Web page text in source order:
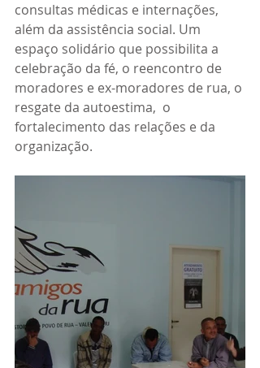
consultas médicas e internações,
além da assistência social. Um
espaço solidário que possibilita a
celebração da fé, o reencontro de
moradores e ex-moradores de rua, o
resgate da autoestima,  o
fortalecimento das relações e da
organização.